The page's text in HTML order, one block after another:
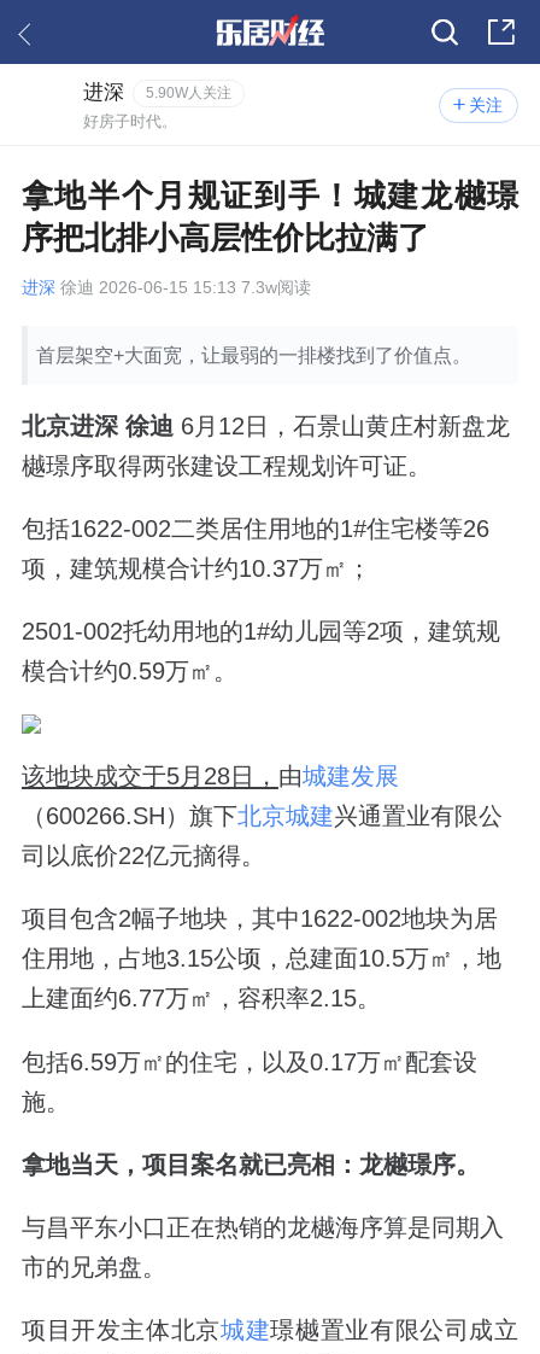
关注
进深 5.90W人关注
好房子时代。
拿地半个月规证到手！城建龙樾璟
序把北排小高层性价比拉满了
进深 徐迪 2026-06-15 15:13 7.3w阅读
首层架空+大面宽，让最弱的一排楼找到了价值点。
北京进深 徐迪 6月12日，石景山黄庄村新盘龙
樾璟序取得两张建设工程规划许可证。
包括1622-002二类居住用地的1#住宅楼等26
项，建筑规模合计约10.37万㎡；
2501-002托幼用地的1#幼儿园等2项，建筑规
模合计约0.59万㎡。
该地块成交于5月28日， 由城建发展
（600266.SH）旗下北京城建兴通置业有限公
司以底价22亿元摘得。
项目包含2幅子地块，其中1622-002地块为居
住用地，占地3.15公顷，总建面10.5万㎡，地
上建面约6.77万㎡，容积率2.15。
包括6.59万㎡的住宅，以及0.17万㎡配套设
施。
拿地当天，项目案名就已亮相：龙樾璟序。
与昌平东小口正在热销的龙樾海序算是同期入
市的兄弟盘。
项目开发主体北京城建璟樾置业有限公司成立